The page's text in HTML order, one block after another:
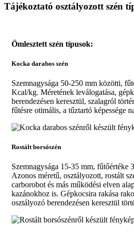
Tájékoztató osztályozott szén
Ömlesztett szén típusok:
Kocka darabos szén
Szemnagysága 50-250 mm közötti,
Kcal/kg. Méretének leválogatása,
berendezésen keresztül, szalagról
fűtésre otimális, a tűztartó képessége
Rostált borsószén
Szemnagysága 15-35 mm, fűtőértéke
Azonos méretű, osztályozott, rostált
carborobot és más működési elven
kazánokhoz is. Gépkocsira rakása
osztályozó berendezésen keresztül